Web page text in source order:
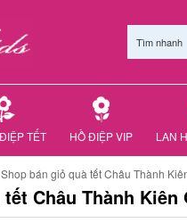
Tìm nhanh
TẾT HỒ ĐIỆP VIP LAN
Shop bán giỏ quà tết Châu Thành
Châu Thành Kiên